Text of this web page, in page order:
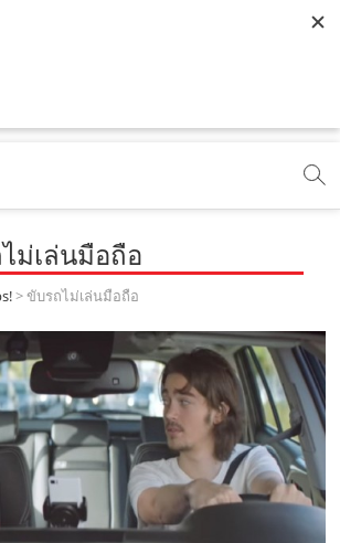
t
g
r
a
m
.
c
o
m
t
k
.
c
o
m
Oops!
| CREATIVE | ADVERTISING | CAMPAIGN |
ม่เล่นมือถือ
>ขับรถไม่เล่นมือถือ